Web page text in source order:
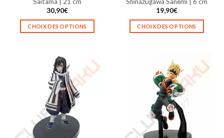
produit
produit
30,90€
CHOIX DES OPTIONS
a
plusieurs
variations.
Les
options
peuvent
être
choisies
19,90€
CHOIX DES OPTIONS
plusieurs
variations.
Les
options
peuvent
être
choisies